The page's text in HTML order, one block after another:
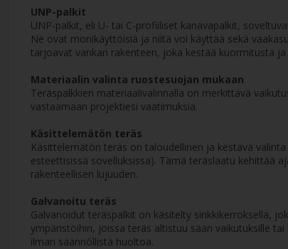
UNP-palkit
UNP-palkit, eli U- tai C-profiiliset kanavapalkit,
Ne ovat monikäyttöisiä ja niitä voi käyttää sekä
tarjoavat vankan rakenteen, joka kestää kuormitusta
Materiaalin valinta ruostesuojan mukaan
Teräspalkkien materiaalivalinnalla on merkittävä
vastaamaan projektiesi vaatimuksia.
Käsittelemätön teräs
Käsittelemätön teräs on taloudellinen ja kestävä
esteettisissä sovelluksissa). Tämä teräslaatu kehittää
rakenteellisen lujuuden.
Galvanoitu teräs
Galvanoidut teräspalkit on käsitelty sinkkikerroksella,
ympäristöihin, joissa teräs altistuu sään vaikutuksille
ilman säännöllistä huoltoa.